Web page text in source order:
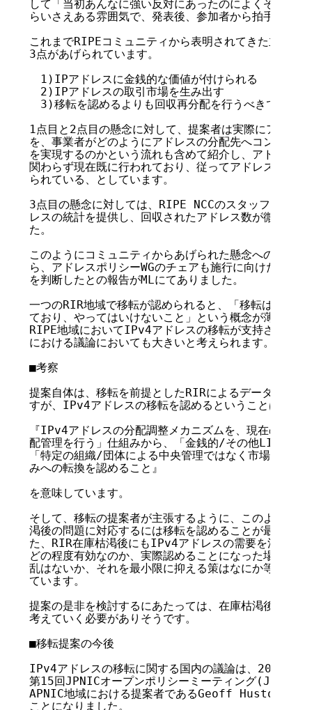
して「当初あんなに強い反対にあったのによくぞここ
らいさえある雰囲気で、発表後、参加者から拍手を受け
これまでRIPEコミュニティから表明されてきた主な懸
3点があげられています。
1)IPアドレスに金銭的な価値が付けられる
2)IPアドレスの取引市場を生み出す
3)移転を認めるよりも回収再分配を行うべきである
1点目と2点目の懸念に対して、提案者は実際にアドレ
を、事業者がどのようにアドレスの分配先へコンタク
を実現するのかという流れも含めて紹介し、アドレス
関わらず現在既に行われており、従ってアドレスに金
られている、としています。
3点目の懸念に対しては、RIPE NCCのスタッフがこれ
レスの統計を提供し、回収されたアドレス数が微量で
た。
このようにコミュニティからあげられた懸念への対策
ら、アドレスポリシーWGのチェアも施行に向けた最終
を判断したとの報告がMLにてありました。
一つのRIR地域で移転が認められると、「移転はアドレ
ており、やってはいけないこと」という概念が薄れて
RIPE地域においてIPv4アドレスの移転が支持された
における議論においても大きいと考えられます。
■考察
提案自体は、移転を前提としたRIRによるデータベース
すが、IPv4アドレスの移転を認めるということは、
『IPv4アドレスの分配調整メカニズムを、現在の「需
配管理を行う」仕組みから、「金銭的/その他LIR間で
「特定の組織/団体による中央管理ではなく市場のメカ
みへの転換を認めること』
を意味しています。
そして、移転の提案者が主張するように、このような
渇後の問題に対応するには移転を認めることが最も有
た、RIR在庫枯渇後にもIPv4アドレスの需要を満たす
どの程度有効なのか、実際認めることになった場合、
乱はないか、それを最小限に抑える策はなにか等、検
ています。
提案の是非を検討するにあたっては、在庫枯渇後のイ
考えていく必要がありそうです。
■移転提案の今後
IPv4アドレスの移転に関する国内の議論は、2008年
第15回JPNICオープンポリシーミーティング
APNIC地域における提案者であるGeoff Huston氏も
ことになりました。